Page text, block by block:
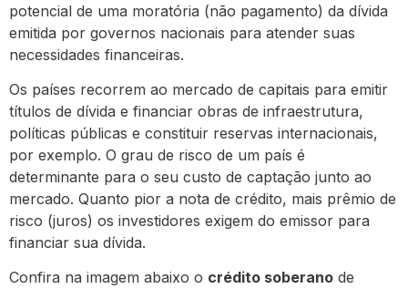
potencial de uma moratória (não pagamento) da dívida
emitida por governos nacionais para atender suas
necessidades financeiras.
Os países recorrem ao mercado de capitais para emitir
títulos de dívida e financiar obras de infraestrutura,
políticas públicas e constituir reservas internacionais,
por exemplo. O grau de risco de um país é
determinante para o seu custo de captação junto ao
mercado. Quanto pior a nota de crédito, mais prêmio de
risco (juros) os investidores exigem do emissor para
financiar sua dívida.
Confira na imagem abaixo o crédito soberano de